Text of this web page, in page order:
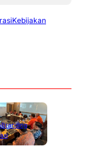
Kebijakan
Branding